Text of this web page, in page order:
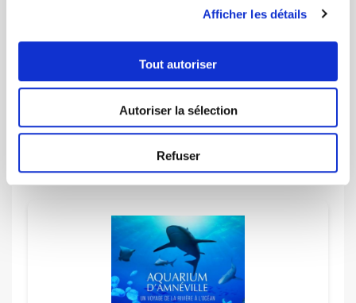
Afficher les détails
Tout autoriser
Autoriser la sélection
Refuser
Aqualibi Voir l'offre